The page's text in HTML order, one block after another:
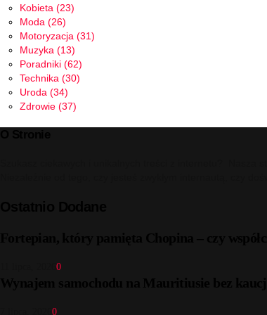
Kobieta (23)
Moda (26)
Motoryzacja (31)
Muzyka (13)
Poradniki (62)
Technika (30)
Uroda (34)
Zdrowie (37)
0
0